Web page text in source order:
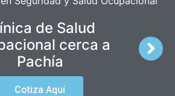
de Salud
cerca a
Pachía
Cotiza Aquí